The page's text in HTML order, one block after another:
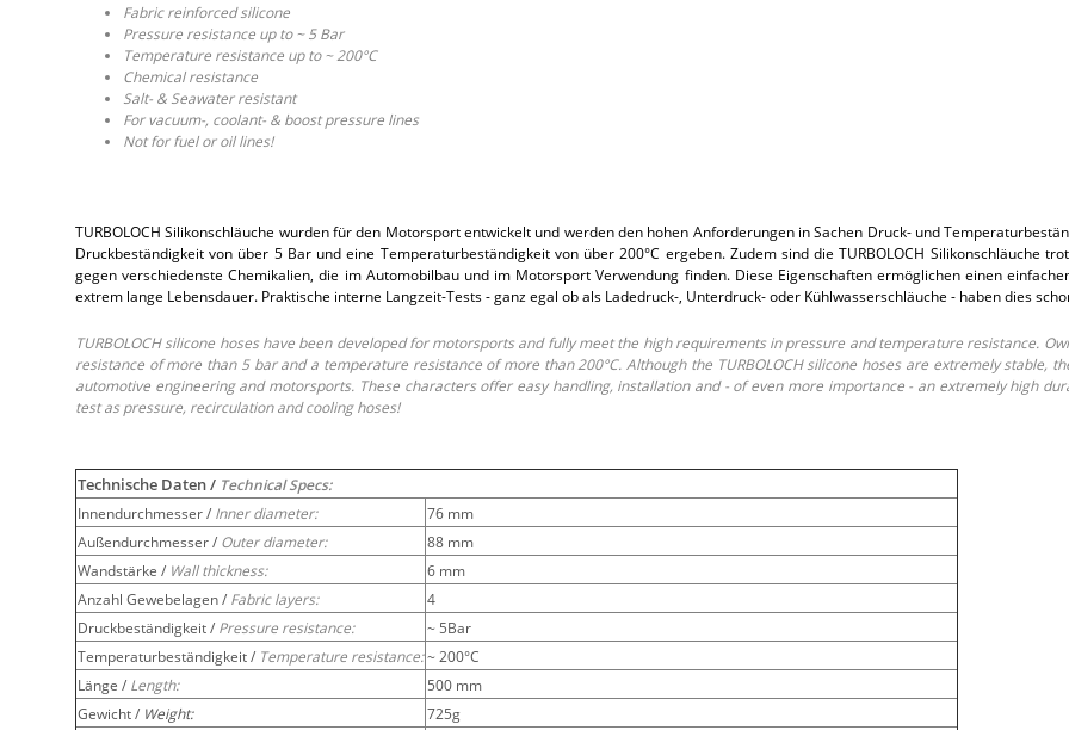
Fabric reinforced silicone
Pressure resistance up to ~ 5 Bar
Temperature resistance up to ~ 200°C
Chemical resistance
Salt- & Seawater resistant
For vacuum-, coolant- & boost pressure lines
Not for fuel or oil lines!
TURBOLOCH Silikonschläuche wurden für den Motorsport entwickelt und werden den hohen Anforderungen in Sachen Druck- und
Druckbeständigkeit von über 5 Bar und eine Temperaturbeständigkeit von über 200°C ergeben. Zudem sind die TURBOLOCH Silikonschläuche
gegen verschiedenste Chemikalien, die im Automobilbau und im Motorsport Verwendung finden. Diese Eigenschaften ermöglichen einen
extrem lange Lebensdauer. Praktische interne Langzeit-Tests - ganz egal ob als Ladedruck-, Unterdruck- oder Kühlwasserschläuche - haben dies
TURBOLOCH silicone hoses have been developed for motorsports and fully meet the high requirements in pressure and temperature resistance.
resistance of more than 5 bar and a temperature resistance of more than 200°C. Although the TURBOLOCH silicone hoses are extremely stable,
automotive engineering and motorsports. These characters offer easy handling, installation and - of even more importance - an extremely high
test as pressure, recirculation and cooling hoses!
Technische Daten / Technical Specs:
Innendurchmesser / Inner diameter:
76 mm
Außendurchmesser / Outer diameter:
88 mm
Wandstärke / Wall thickness:
6 mm
Anzahl Gewebelagen / Fabric layers:
4
Druckbeständigkeit / Pressure resistance:
~ 5Bar
Temperaturbeständigkeit / Temperature resistance:~ 200°C
Länge / Length:
500 mm
Gewicht / Weight:
725g